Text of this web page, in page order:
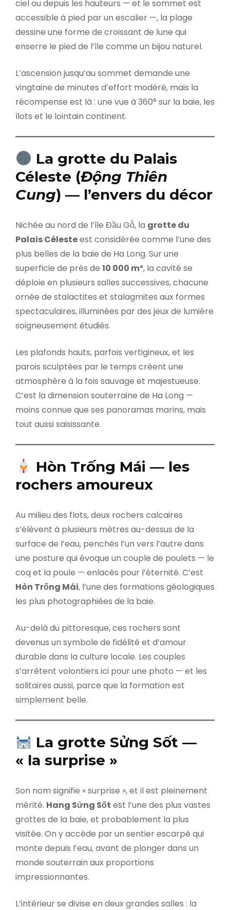
ciel ou depuis les hauteurs — et le sommet est
accessible à pied par un escalier —, la plage
dessine une forme de croissant de lune qui
enserre le pied de l’île comme un bijou naturel.
L’ascension jusqu’au sommet demande une
vingtaine de minutes d’effort modéré, mais la
récompense est là : une vue à 360° sur la baie, les
îlots et le lointain continent.
La grotte du Palais
Céleste (Động Thiên
Cung) — l’envers du décor
Nichée au nord de l’île Đầu Gỗ, la grotte du
Palais Célesteest considérée comme l’une des
plus belles de la baie de Ha Long. Sur une
superficie de près de 10 000 m², la cavité se
déploie en plusieurs salles successives, chacune
ornée de stalactites et stalagmites aux formes
spectaculaires, illuminées par des jeux de lumière
soigneusement étudiés.
Les plafonds hauts, parfois vertigineux, et les
parois sculptées par le temps créent une
atmosphère à la fois sauvage et majestueuse.
C’est la dimension souterraine de Ha Long —
moins connue que ses panoramas marins, mais
tout aussi saisissante.
Hòn Trống Mái — les
rochers amoureux
Au milieu des flots, deux rochers calcaires
s’élèvent à plusieurs mètres au-dessus de la
surface de l’eau, penchés l’un vers l’autre dans
une posture qui évoque un couple de poulets — le
coq et la poule — enlacés pour l’éternité. C’est
Hòn Trống Mái, l’une des formations géologiques
les plus photographiées de la baie.
Au-delà du pittoresque, ces rochers sont
devenus un symbole de fidélité et d’amour
durable dans la culture locale. Les couples
s’arrêtent volontiers ici pour une photo — et les
solitaires aussi, parce que la formation est
simplement belle.
La grotte Sửng Sốt —
« la surprise »
Son nom signifie « surprise », et il est pleinement
mérité. Hang Sửng Sốt est l’une des plus vastes
grottes de la baie, et probablement la plus
visitée. On y accède par un sentier escarpé qui
monte depuis l’eau, avant de plonger dans un
monde souterrain aux proportions
impressionnantes.
L’intérieur se divise en deux grandes salles : la